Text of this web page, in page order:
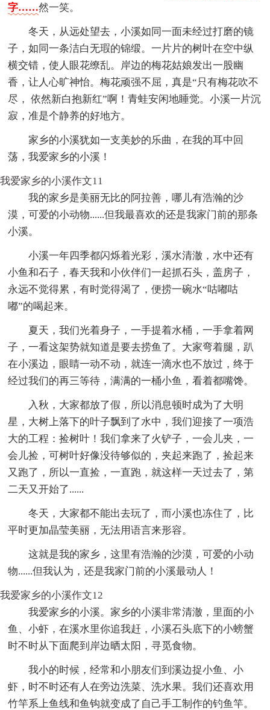
字……然一笑。
冬天，从远处望去，小溪如同一面未经过打磨的镜
子，如同一条洁白无瑕的锦缎。一片片的树叶在空中纵
横交错，使人眼花缭乱。岸边的梅花姑娘发出一股幽
香，让人心旷神怡。梅花顽强不屈，真是“只有梅花吹不
尽， 依然新白抱新红”啊！青蛙安闲地睡觉。小溪一片沉
寂，准是个静养的好地方。
家乡的小溪犹如一支美妙的乐曲，在我的耳中回
荡，我爱家乡的小溪！
我爱家乡的小溪作文11
我的家乡是美丽无比的阿拉善，哪儿有浩瀚的沙
漠，可爱的小动物......但我最喜欢的还是我家门前的那条
小溪。
小溪一年四季都闪烁着光彩，溪水清澈，水中还有
小鱼和石子，春天我和小伙伴们一起抓石头，盖房子，
永远不觉得累，有时觉得渴了，便捞一碗水“咕嘟咕
嘟”的喝起来。
夏天，我们光着身子，一手提着水桶，一手拿着网
子，一看这架势就知道是要去捞鱼了。大家弯着腿，趴
在小溪边，眼睛一动不动，就连一滴水也不放过，终于
经过我们的再三等待，满满的一桶小鱼，看着都嘴馋。
入秋，大家都放了假，所以消息顿时成为了大明
星，大树上落下的叶子飘到了水中，我们迎接了一项浩
大的工程：捡树叶！我们拿来了火铲子，一会儿夹，一
会儿捡，可树叶好像没待够似的，夹起来跑了，捡起来
又跑了，所以一直捡，一直跑，就这样一天过去了，第
二天又开始了......
冬天，大家都不能出去玩了，而小溪也冻住了，比
平时更加晶莹美丽，无法用语言来形容。
这就是我的家乡，这里有浩瀚的沙漠，可爱的小动
物......但我认为，还是我家门前的小溪最动人！
我爱家乡的小溪作文12
我爱家乡的小溪。家乡的小溪非常清澈，里面的小
鱼、小虾，在溪水里你追我赶，小溪石头底下的小螃蟹
时不时从下面爬到岸边晒太阳，寻觅食物。
我小的时候，经常和小朋友们到溪边捉小鱼、小
虾，时不时还有人在旁边洗菜、洗水果。我们还喜欢用
竹竿系上鱼线和鱼钩就变成了自己手工制作的钓鱼竿。